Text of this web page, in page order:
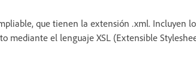
que tienen la extensión .xml. Incluyen
mediante el lenguaje XSL (Extensible